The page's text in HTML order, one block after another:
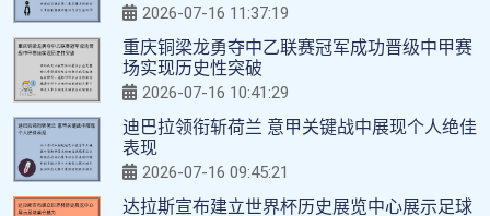
2026-07-16 11:37:19
重庆铜梁龙勇夺中乙联赛冠军成功晋级中甲赛
场实现历史性突破
2026-07-16 10:41:29
迪巴拉领衔斩荷兰 意甲关键战中展现个人绝佳
表现
2026-07-16 09:45:21
达拉斯宣布建立世界杯历史展览中心展示足球